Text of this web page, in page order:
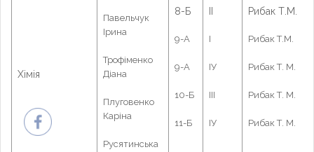
Хімія
Павельчук
Ірина
Трофіменко
Діана
Плуговенко
Каріна
Русятинська
8-Б
9-А
9-А
10-Б
11-Б
І
ІУ
ІІІ
ІУ
Рибак Т.М.
Рибак Т.М.
Рибак Т. М.
Рибак Т. М.
Рибак Т. М.